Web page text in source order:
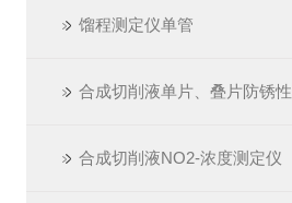
馏程测定仪单管
合成切削液NO2-浓度测定仪